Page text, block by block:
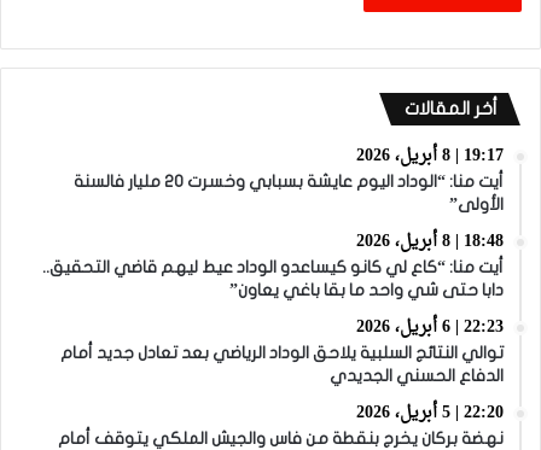
أخر المقالات
19:17 | 8 أبريل، 2026
أيت منا: “الوداد اليوم عايشة بسبابي وخسرت 20 مليار فالسنة
الأولى”
18:48 | 8 أبريل، 2026
أيت منا: “كاع لي كانو كيساعدو الوداد عيط ليهم قاضي التحقيق..
دابا حتى شي واحد ما بقا باغي يعاون”
22:23 | 6 أبريل، 2026
توالي النتائج السلبية يلاحق الوداد الرياضي بعد تعادل جديد أمام
الدفاع الحسني الجديدي
22:20 | 5 أبريل، 2026
نهضة بركان يخرج بنقطة من فاس والجيش الملكي يتوقف أمام